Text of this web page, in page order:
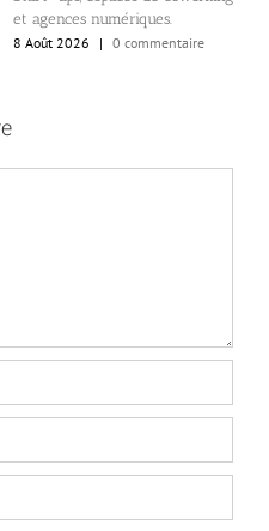
et agences numériques.
8 Août 2026
| 0 commentaire